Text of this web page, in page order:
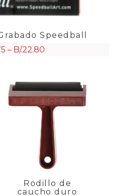
Speedball
– B/.22.80
Rodillo de
caucho duro